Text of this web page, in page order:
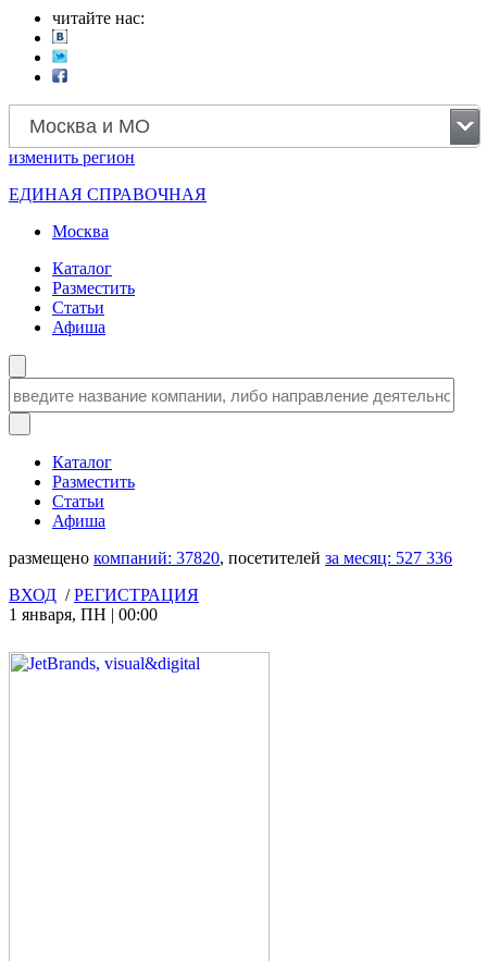
читайте нас:
Москва и МО
изменить регион
ЕДИНАЯ СПРАВОЧНАЯ
Москва
Каталог
Разместить
Статьи
Афиша
Каталог
Разместить
Статьи
Афиша
размещено компаний: 37820, посетителей за месяц: 527 336
ВХОД /РЕГИСТРАЦИЯ
1 января, ПН | 00:00